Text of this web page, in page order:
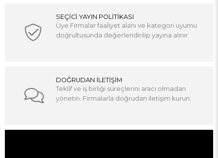
SEÇİCİ YAYIN POLİTİKASI
Üye Firmalar faaliyet alanı ve kategori uyumu
doğrultusunda değerlendirilip yayına alınır.
DOĞRUDAN İLETİŞİM
Teklif ve iş birliği süreçlerini aracı olmadan
yönetin. Firmalarla doğrudan iletişim kurun.